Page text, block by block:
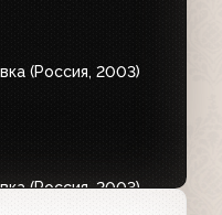
(Россия, 2003)
(Россия, 2003)